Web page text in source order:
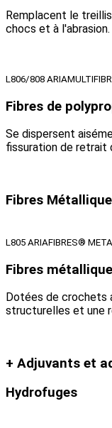
Remplacent le
chocs et à
L806/808
Fibres de
Se dispersent
fissuration de retrait
Fibres
L805 ARIAFIBRES®
Fibres
Dotées de crochets
structurelles et une
+ Adjuvants et
Hydrofuges